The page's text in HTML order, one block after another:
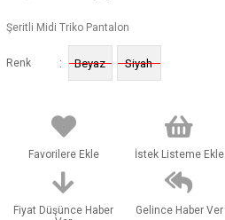
Şeritli Midi Triko Pantalon
Renk : Beyaz Siyah
Favorilere Ekle İstek Listeme Ekle
Fiyat Düşünce Haber
Gelince Haber Ver